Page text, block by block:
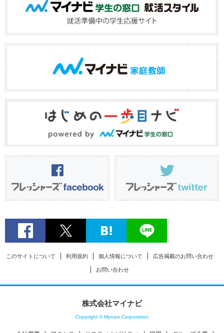
このサイトについて 利用規約 個人情報について 広告掲載のお問い合わせ
お問い合わせ
株式会社マイナビ
Copyright © Mynavi Corporation